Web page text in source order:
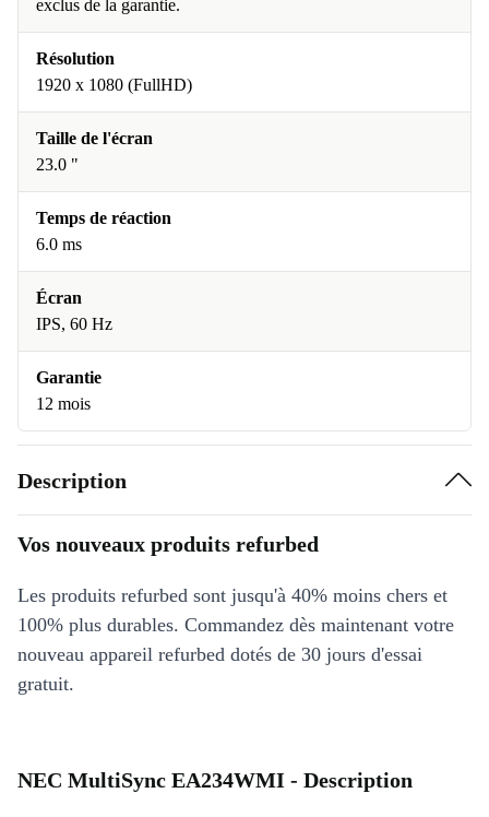
exclus de la garantie.
Résolution
1920 x 1080 (FullHD)
Taille de l'écran
23.0 "
Temps de réaction
6.0 ms
Écran
IPS, 60 Hz
Garantie
12 mois
Description
Vos nouveaux produits refurbed
Les produits refurbed sont jusqu'à 40% moins chers et
100% plus durables. Commandez dès maintenant votre
nouveau appareil refurbed dotés de 30 jours d'essai
gratuit.
NEC MultiSync EA234WMI - Description